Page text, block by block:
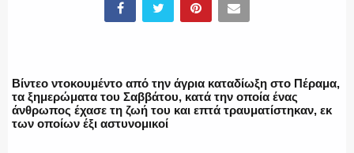
ΛΙΜΕΝΙΚΟ
Βίντεο ντοκουμέντο από την άγρια καταδίωξη στο Πέραμα,
τα ξημερώματα του Σαββάτου, κατά την οποία ένας
άνθρωπος έχασε τη ζωή του και επτά τραυματίστηκαν, εκ
των οποίων έξι αστυνομικοί